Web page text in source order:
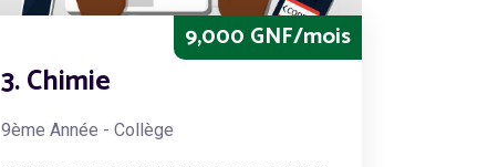
9,000 GNF/mois
3. Chimie
9ème Année - Collège